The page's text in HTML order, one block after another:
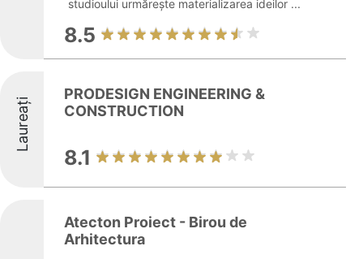
studioului urmărește materializarea ideilor ...
8.5
Laureați
PRODESIGN ENGINEERING &
CONSTRUCTION
8.1
Atecton Proiect - Birou de
Arhitectura